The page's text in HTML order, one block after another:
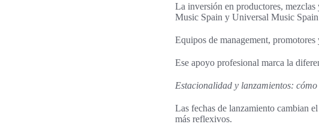
La inversión en productores,
Music Spain y Universal Music
Equipos de management,
Ese apoyo profesional marca la
Estacionalidad y lanzamientos:
Las fechas de lanzamiento cambian
más reflexivos.